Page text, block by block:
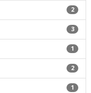
2
3
1
2
1